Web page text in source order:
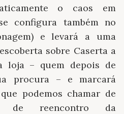
o caos em
configura também no
e levará a uma
sobre Caserta a
loja – quem depois de
procura – e marcará
podemos chamar de
de reencontro da